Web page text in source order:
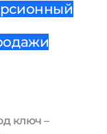
ключ –